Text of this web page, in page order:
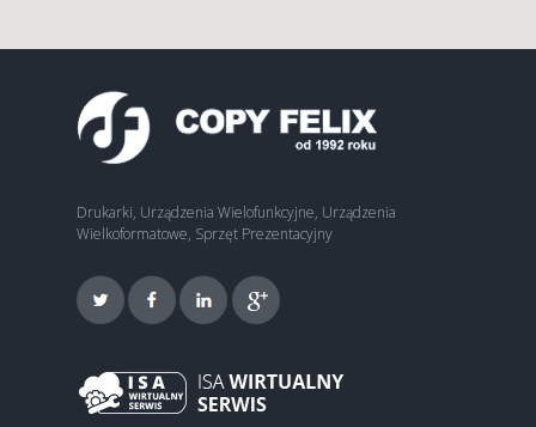
Drukarki, Urządzenia Wielofunkcyjne, Urządzenia
Wielkoformatowe, Sprzęt Prezentacyjny